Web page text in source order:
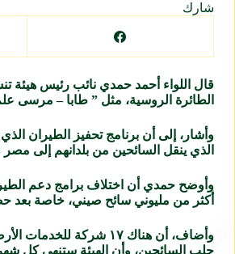
شارك
قال اللواء أحمد حمدي نائب رئيس هيئة
الطائرة الروسية، مثل ” طابا – مرسى
وأشار، إلى أن برنامج تحفيز الطيران
الذي ينقل السائحين من بلدانهم إلى مصر
وأوضح حمدي أن اختلاف برامج دعم
أكثر من مليوني سائح صيني، خاصة بعد
جلب السائحین، وأن الهيئة ستنهي كل